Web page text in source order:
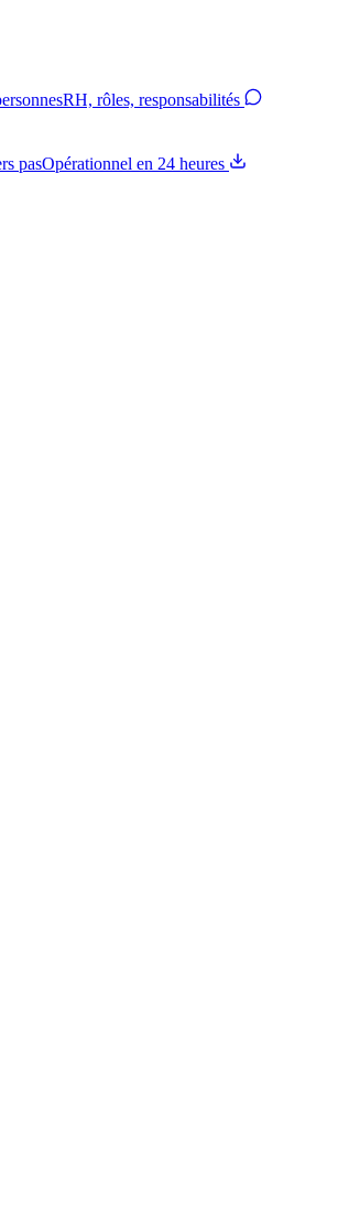
RH, rôles, responsabilités
pasOpérationnel en 24 heures